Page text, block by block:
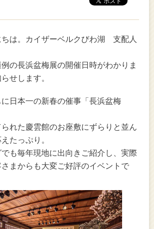
ちは。カイザーベルクびわ湖 支配人
の長浜盆梅展の開催日時がわかりま
せします。
日本一の新春の催事「長浜盆梅
れた慶雲館のお座敷にずらりと並ん
たっぷり。
も毎年現地に出向きご紹介し、実際
まからも大変ご好評のイベントで